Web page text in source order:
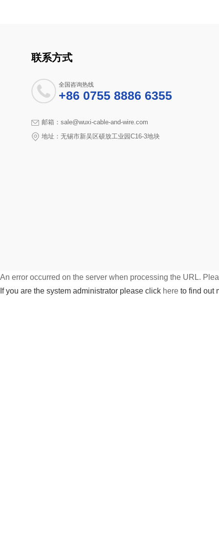
联系方式
全国咨询热线
+86 0755 8886 6355
邮箱：sale@wuxi-cable-and-wire.com
地址：无锡市新吴区硕放工业园C16-3地块
An error occurred on the server when processing the URL.
If you are the system administrator please click here to find out